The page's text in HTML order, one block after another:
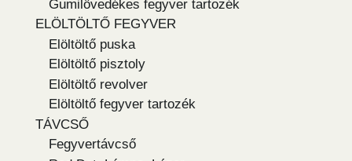
Gumilövedékes fegyver tartozék
ELÖLTÖLTŐ FEGYVER
Elöltöltő puska
Elöltöltő pisztoly
Elöltöltő revolver
Elöltöltő fegyver tartozék
TÁVCSŐ
Fegyvertávcső